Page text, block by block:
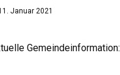
Januar 2021
Gemeindeinformation: